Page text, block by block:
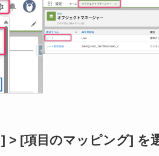
> [項目のマッピング] を